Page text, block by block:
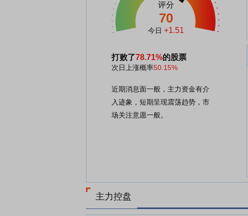
评分
70
今日 +1.51
打败了78.71%的股票
次日上涨概率50.15%
近期消息面一般，主力资金有介
入迹象，短期呈现震荡趋势，市
场关注意愿一般。
主力控盘